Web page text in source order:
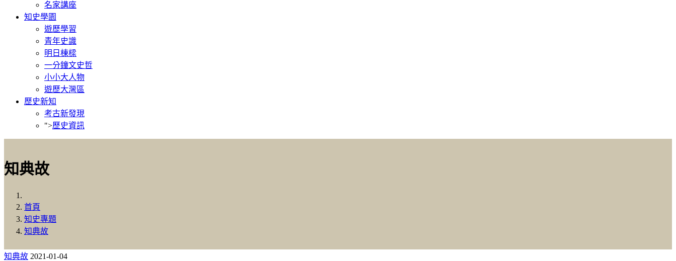
名家講座
知史學園
遊歷學習
青年史識
明日棟樑
一分鐘文史哲
小小大人物
遊歷大灣區
歷史新知
考古新發現
">歷史資訊
知典故
首頁
知史專題
知典故
知典故 2021-01-04